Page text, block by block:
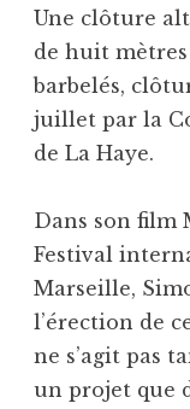
Une clôture
de huit
barbelés,
juillet par la
de La Haye.
Dans son film
Festival
Marseille,
l’érection de
ne s’agit pas
un projet que